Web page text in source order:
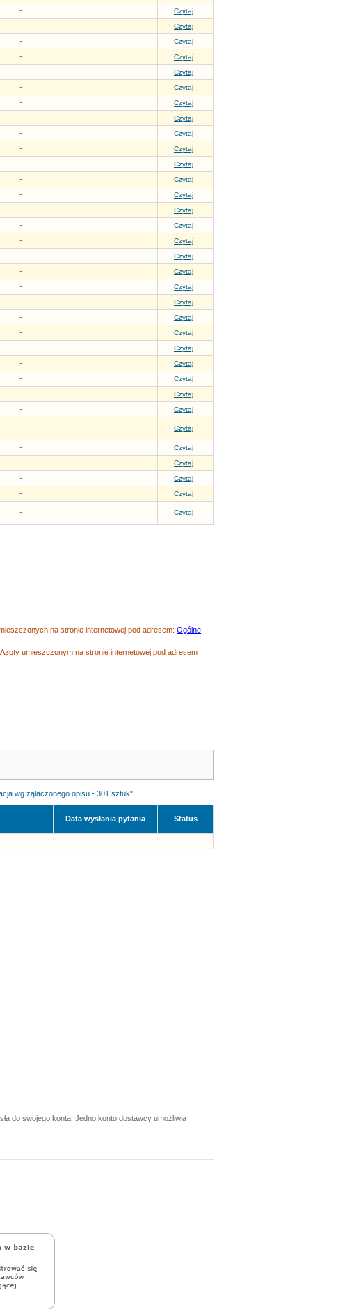
- Czytaj
- Czytaj
- Czytaj
- Czytaj
- Czytaj
- Czytaj
- Czytaj
- Czytaj
- Czytaj
- Czytaj
- Czytaj
- Czytaj
- Czytaj
- Czytaj
- Czytaj
- Czytaj
- Czytaj
- Czytaj
- Czytaj
- Czytaj
- Czytaj
- Czytaj
- Czytaj
- Czytaj
- Czytaj
- Czytaj
- Czytaj
- Czytaj
- Czytaj
- Czytaj
- Czytaj
- Czytaj
- Czytaj
na stronie internetowej pod adresem: Ogólne
umieszczonym na stronie internetowej pod adresem
wg ząłaczonego opisu - 301 sztuk"
Data wysłania pytania Status
do swojego konta. Jedno konto dostawcy umożliwia